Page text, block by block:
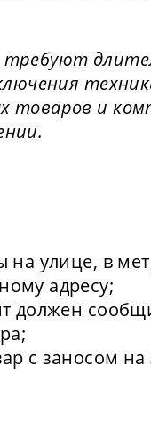
товаров и
на улице, в
адресу;
должен
с заносом на